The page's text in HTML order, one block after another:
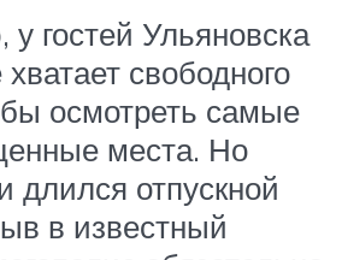
гостей Ульяновска
свободного
осмотреть самые
места. Но
длился отпускной
в известный